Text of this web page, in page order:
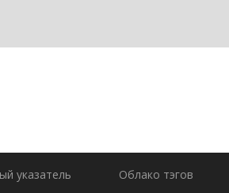
указатель Облако тэгов